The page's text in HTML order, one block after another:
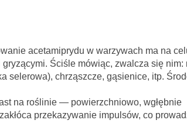
acetamiprydu w warzywach ma na
Ściśle mówiąc, zwalcza się nim:
selerowa), chrząszcze, gąsienice, itp.
na roślinie — powierzchniowo, wgłębnie
przekazywanie impulsów, co